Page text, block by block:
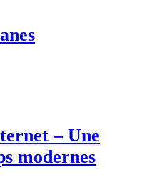
– Une
modernes